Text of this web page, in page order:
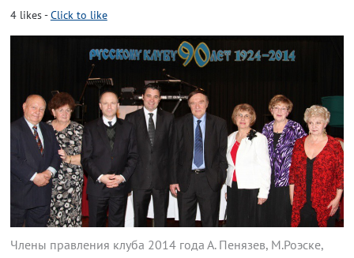
4likes-Click to like
Члены правления клуба 2014 года А. Пенязев, М.Роэске,